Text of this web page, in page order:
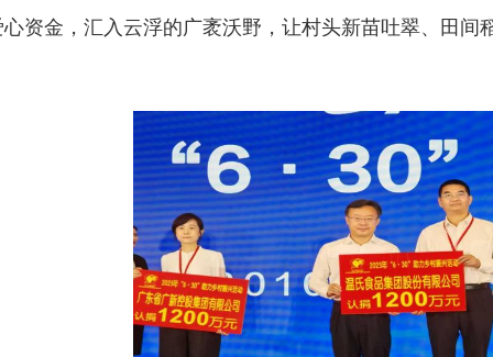
资金，汇入云浮的广袤沃野，让村头新苗吐翠、田